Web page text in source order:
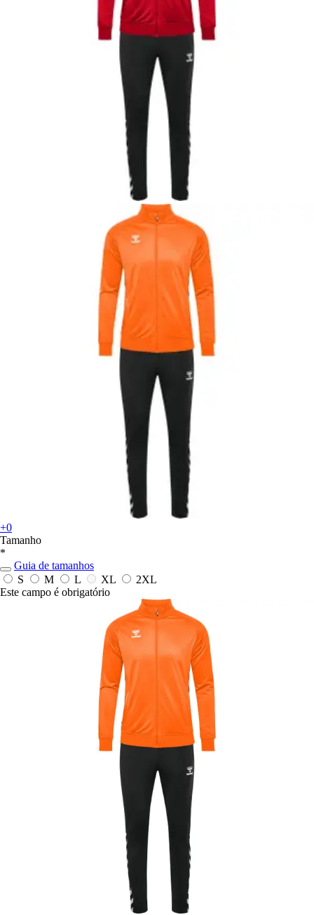
+0
Tamanho
*
Guia de tamanhos
S
M L XL
2XL
Este campo é obrigatório